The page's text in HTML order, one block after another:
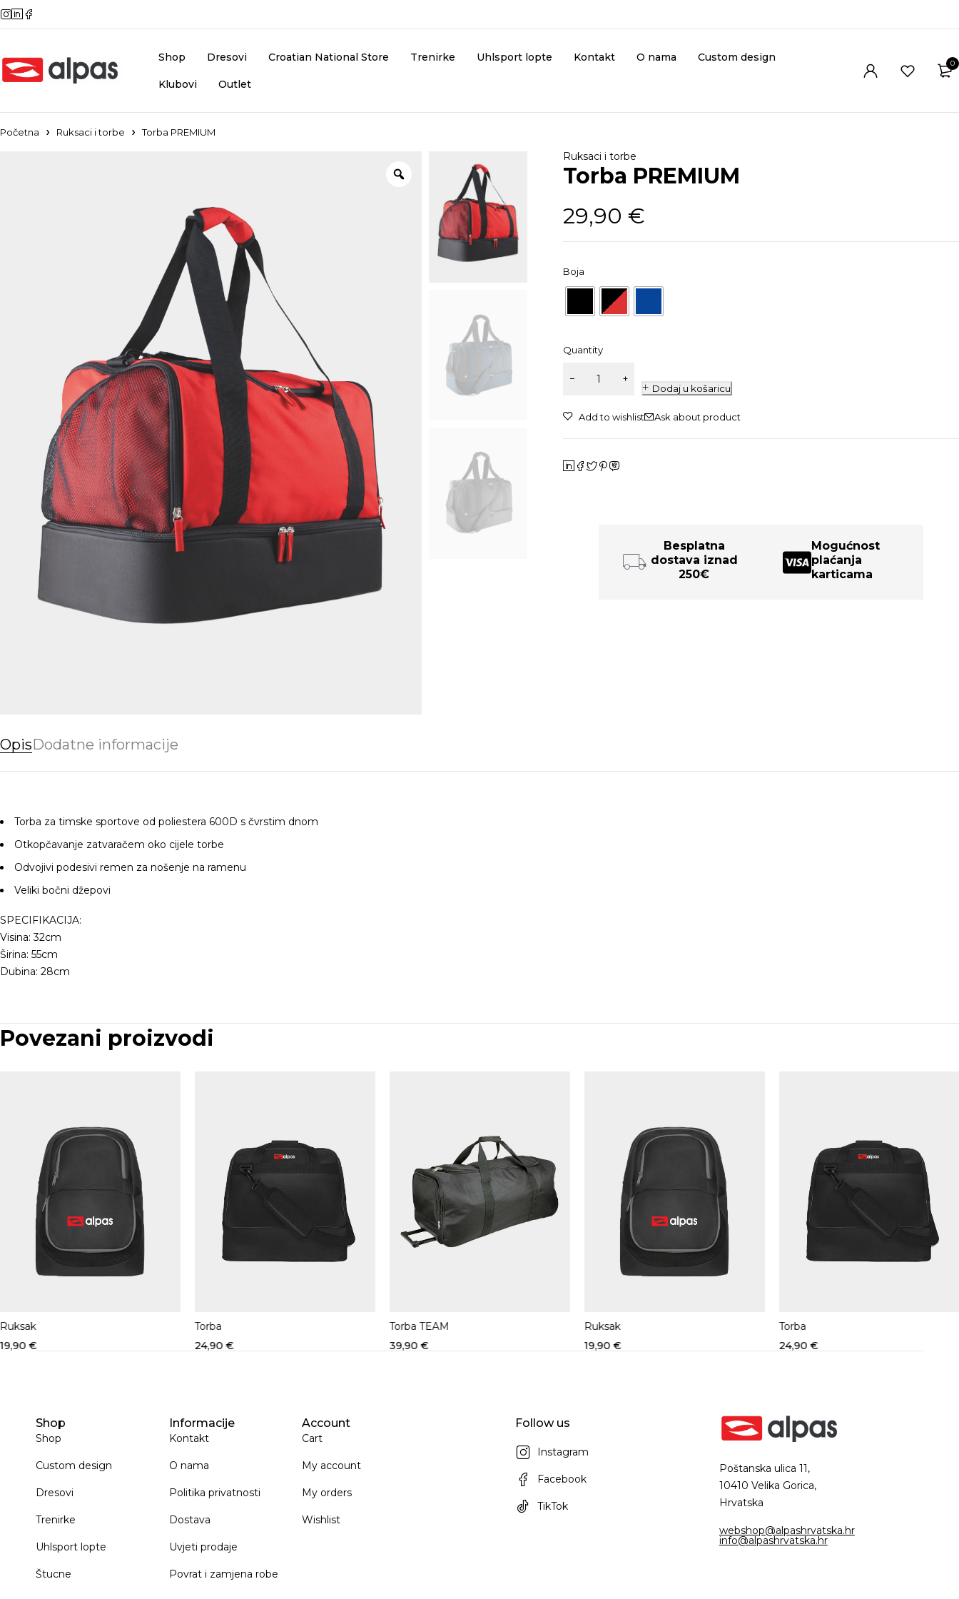
Shop Dresovi Croatian National Store Trenirke Uhlsport lopte Kontakt O nama Custom design
Klubovi Outlet
0
Početna Ruksaci i torbe Torba PREMIUM
Ruksaci i torbe
Torba PREMIUM
29,90€
Boja
Quantity
Dodaj u košaricu
Ask about product
Besplatna
dostava iznad
250€
Mogućnost
plaćanja
karticama
OpisDodatne informacije
Torba za timske sportove od poliestera 600D s čvrstim dnom
Otkopčavanje zatvaračem oko cijele torbe
Odvojivi podesivi remen za nošenje na ramenu
Veliki bočni džepovi
SPECIFIKACIJA:
Visina: 32cm
Širina: 55cm
Dubina: 28cm
Povezani proizvodi
Ruksak
19,90€
Torba
24,90€
Torba TEAM
39,90€
Ruksak
19,90€
Torba
24,90€
Shop
Shop
Custom design
Dresovi
Trenirke
Uhlsport lopte
Štucne
Informacije
Kontakt
O nama
Politika privatnosti
Dostava
Uvjeti prodaje
Povrat i zamjena robe
Account
Cart
My account
My orders
Wishlist
Follow us
Instagram
Facebook
TikTok
Poštanska ulica 11,
10410 Velika Gorica,
Hrvatska
webshop@alpashrvatska.hr
info@alpashrvatska.hr